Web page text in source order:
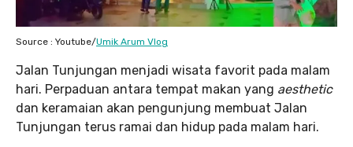
Source : Youtube/Umik Arum Vlog
Jalan Tunjungan menjadi wisata favorit pada malam
hari. Perpaduan antara tempat makan yang aesthetic
dan keramaian akan pengunjung membuat Jalan
Tunjungan terus ramai dan hidup pada malam hari.